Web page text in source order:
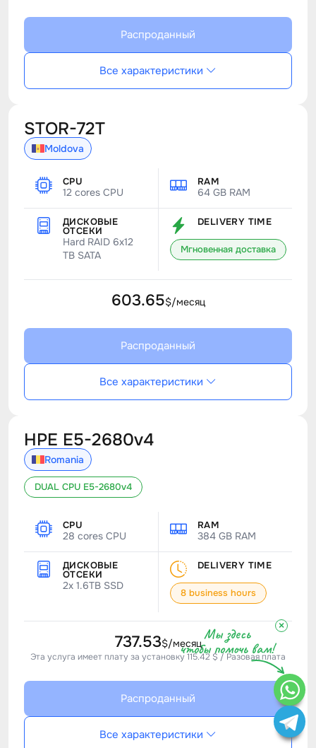
Распроданный
Все характеристики
STOR-72T
Moldova
CPU
12 cores CPU
RAM
64 GB RAM
ДИСКОВЫЕ
ОТСЕКИ
Hard RAID 6x12
TB SATA
DELIVERY TIME
Мгновенная доставка
603.65$/месяц
Распроданный
Все характеристики
HPE E5-2680v4
Romania
DUAL CPU E5-2680v4
CPU
28 cores CPU
RAM
384 GB RAM
ДИСКОВЫЕ
ОТСЕКИ
2x 1.6TB SSD
DELIVERY TIME
8 business hours
737.53$/месяц
Эта услуга имеет плату за установку 115.42 $ / Разовая плата
Распроданный
Все характеристики
Мы здесь
чтобы помочь вам!
×